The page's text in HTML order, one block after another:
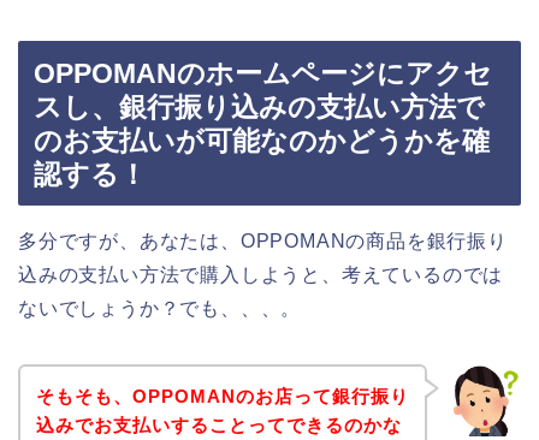
OPPOMANのホームページにアクセ
スし、銀行振り込みの支払い方法で
のお支払いが可能なのかどうかを確
認する！
多分ですが、あなたは、OPPOMANの商品を銀行振り
込みの支払い方法で購入しようと、考えているのでは
ないでしょうか？でも、、、。
そもそも、OPPOMANのお店って銀行振り
込みでお支払いすることってできるのかな